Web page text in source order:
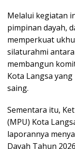
Melalui kegiatan
pimpinan dayah,
memperkuat
silaturahmi
membangun
Kota Langsa
saing.
Sementara itu,
(MPU) Kota
laporannya
Dayah Tahun